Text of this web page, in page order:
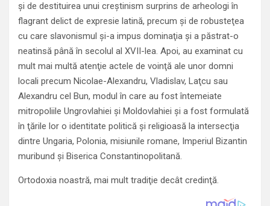
şi de destituirea unui creştinism surprins de arheologi în
flagrant delict de expresie latină, precum şi de robusteţea
cu care slavonismul şi-a impus dominaţia şi a păstrat-o
neatinsă până în secolul al XVII-lea. Apoi, au examinat cu
mult mai multă atenţie actele de voinţă ale unor domni
locali precum Nicolae-Alexandru, Vladislav, Laţcu sau
Alexandru cel Bun, modul în care au fost întemeiate
mitropoliile Ungrovlahiei şi Moldovlahiei şi a fost formulată
în ţările lor o identitate politică şi religioasă la intersecţia
dintre Ungaria, Polonia, misiunile romane, Imperiul Bizantin
muribund şi Biserica Constantinopolitană.
Ortodoxia noastră, mai mult tradiţie decât credinţă.